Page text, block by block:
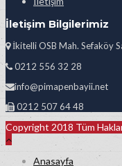
İletişim Bilgilerimiz
İkitelli OSB Mah. Sefaköy
0212 556 32 28
info@pimapenbayii.net
0212 507 64 48
Copyright 2018 Tüm
Anasayfa